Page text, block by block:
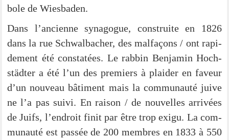
bo­le de Wiesbaden.
Dans l’ancienne syn­ago­gue, con­struite en 1826
dans la rue Schwal­ba­cher, des mal­fa­çons / ont rapi­
de­ment été con­sta­tées. Le rab­bin Ben­ja­min Hoch­
städ­ter a été l’un des pre­miers à plai­der en faveur
d’un nou­veau bâti­ment mais la com­mun­au­té jui­ve
ne l’a pas sui­vi. En rai­son / de nou­vel­les arri­vées
de Juifs, l’endroit finit par être trop exi­gu. La com­
mun­au­té est pas­sée de 200 mem­bres en 1833 à 550